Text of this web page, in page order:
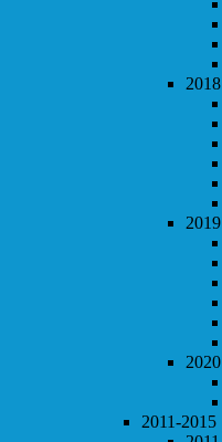
2018
2019
2020
2011-2015